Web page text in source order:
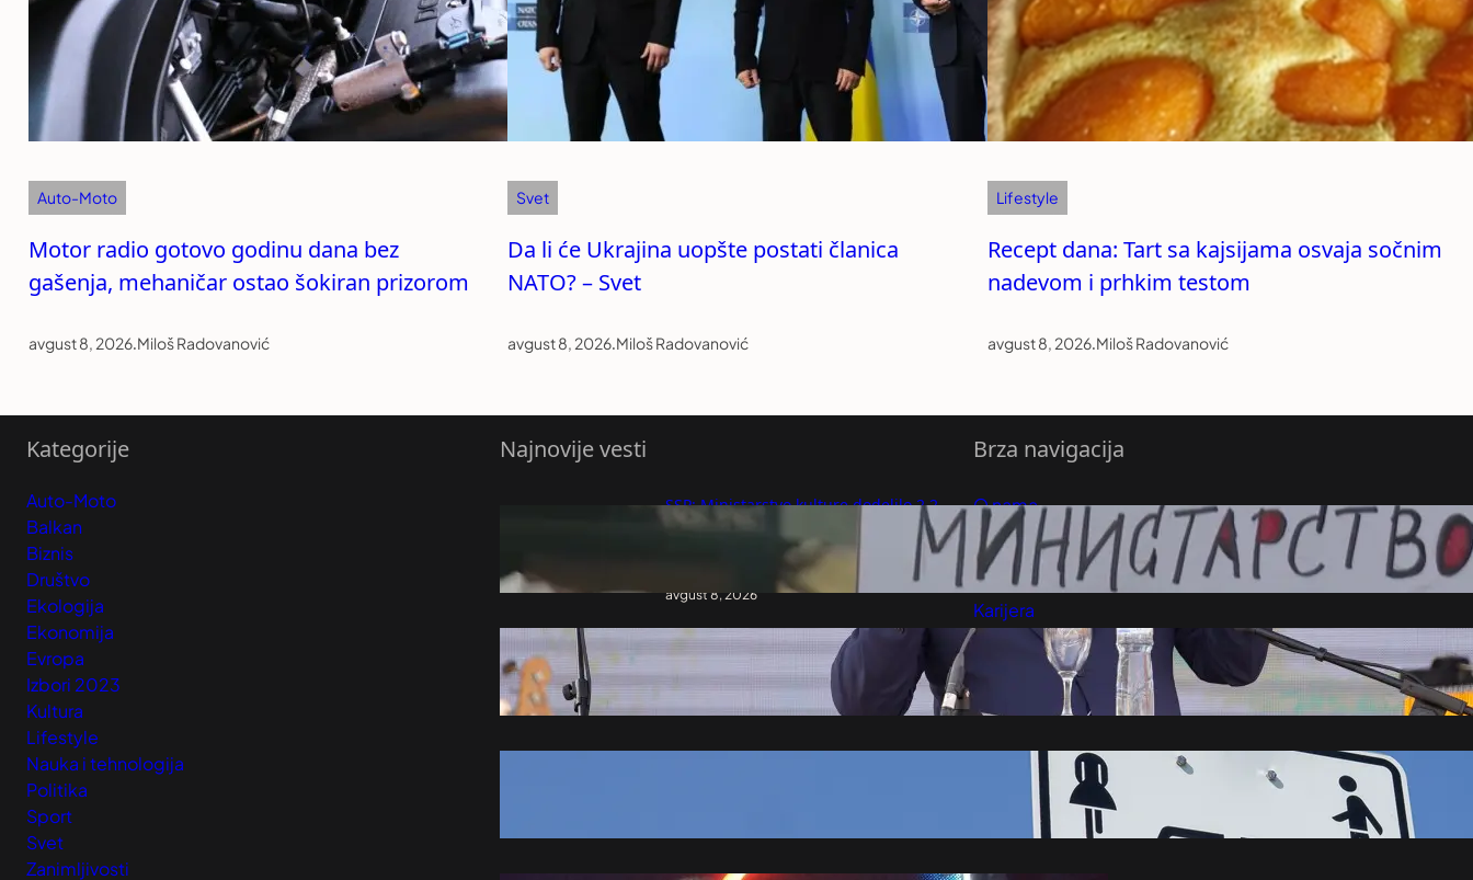
Auto-Moto
Motor radio gotovo godinu dana bez
gašenja, mehaničar ostao šokiran prizorom
avgust 8, 2026.Miloš Radovanović
Svet
Da li će Ukrajina uopšte postati članica
NATO? – Svet
avgust 8, 2026.Miloš Radovanović
Lifestyle
Recept dana: Tart sa kajsijama osvaja sočnim
nadevom i prhkim testom
avgust 8, 2026.Miloš Radovanović
Kategorije
Auto-Moto
Balkan
Biznis
Društvo
Ekologija
Ekonomija
Evropa
Izbori 2023
Kultura
Lifestyle
Nauka i tehnologija
Politika
Sport
Svet
Zanimljivosti
Najnovije vesti
SSP: Ministarstvo kulture dodelilo 2,2
miliona dinara firmi sa jednim
zaposlenim – Vesti iz Srbije, regiona i
avgust 8, 2026
Stevandić i patrijarh Porfirije razgovarali
u Beogradu
avgust 8, 2026
Brza navigacija
O nama
Predloži Vest
Pretplatite se na vesti
Karijera
Marketing